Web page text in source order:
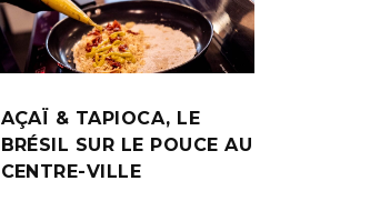
AÇAÏ & TAPIOCA, LE
BRÉSIL SUR LE POUCE AU
CENTRE-VILLE